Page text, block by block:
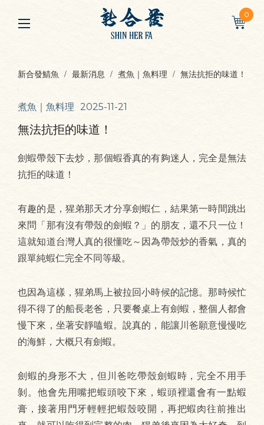
0
新合發鯖魚 最新消息 煮魚｜魚料理 無法抗拒的味道！
煮魚｜魚料理 2025-11-21
無法抗拒的味道！
劍蝦帶殼下去炒，那個蝦香真的有夠迷人，完全是無法
抗拒的味道！
有趣的是，猩弟那天才分享劍蝦仁，結果第一時間跳出
來問「那有沒有帶殼的劍蝦？」的朋友，還不只一位！
這就知道台灣人真的很懂吃～因為帶殼炒的香氣，真的
跟單純蝦仁完全不同等級。
也因為這樣，猩弟馬上被拉回小時候的記憶。那時候忙
得不得了的船長老爸，只要餐桌上有劍蝦，整個人都會
慢下來，坐著安靜嗑蝦。說真的，能讓川爸願意慢慢吃
的海鮮，大概只有劍蝦。
劍蝦的身形不大，但川爸吃帶殼劍蝦時，完全不用手
剝。他會先用嘴把蝦頭咬下來，蝦頭裡還會有一點蝦
膏，接著用門牙輕輕把蝦殼咬開，再把蝦肉往前推出